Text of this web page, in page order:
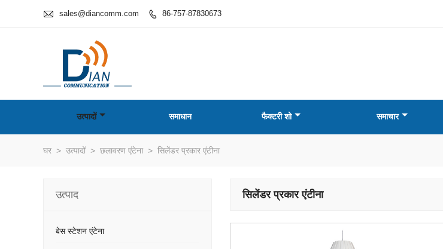
 sales@diancomm.com  86-757-87830673
उत्पादों समाधान फैक्टरी शो समाचार
घर > उत्पादों > छलावरण एंटेना > सिलेंडर प्रकार एंटीना
सिलेंडर प्रकार एंटीना
उत्पाद
बेस स्टेशन एंटेना